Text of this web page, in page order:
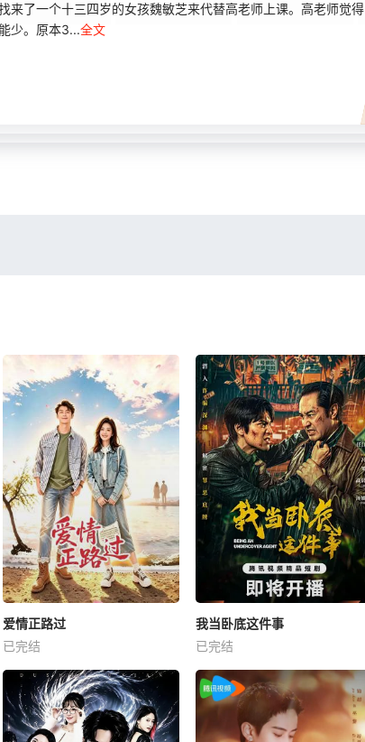
了一个十三四岁的女孩魏敏芝来代替高老师上课。高老师觉得
少。原本3...全文
爱情正路过
已完结
我当卧底这件事
已完结